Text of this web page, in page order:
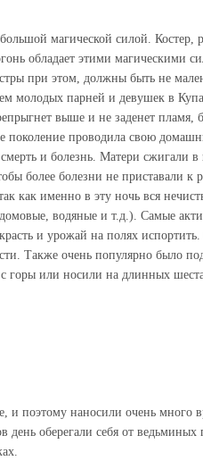
магической силой. Костер,
обладает этими магическими
при этом, должны быть не
молодых парней и девушек в
выше и не заденет пламя,
поколение проводила свою
и болезнь. Матери сжигали в
более болезни не приставали к
как именно в эту ночь вся
водяные и т.д.). Самые
и урожай на полях
Также очень популярно было
горы или носили на длинных
и поэтому наносили очень много
оберегали себя от ведьминых